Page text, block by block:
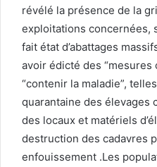
révélé la présence de la
exploitations concernées,
fait état d’abattages
avoir édicté des “mesures
“contenir la maladie”,
quarantaine des élevages
des locaux et matériels
destruction des cadavres
enfouissement .Les